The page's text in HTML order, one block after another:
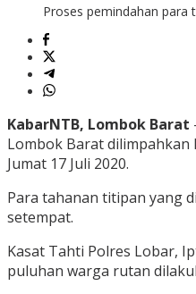
Proses pemindahan para
KabarNTB, Lombok Barat
Lombok Barat dilimpahkan
Jumat 17 Juli 2020.
Para tahanan titipan yang
setempat.
Kasat Tahti Polres Lobar,
puluhan warga rutan